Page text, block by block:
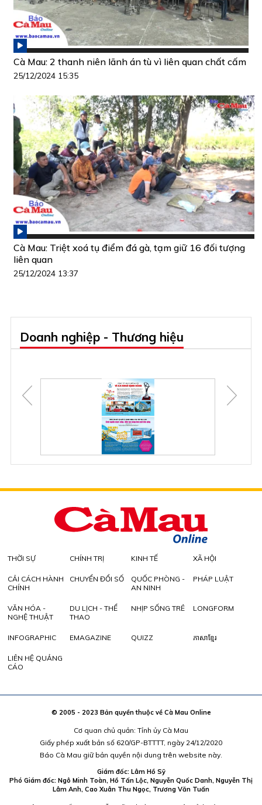
Cà Mau: 2 thanh niên lãnh án tù vì liên quan chất cấm
25/12/2024 15:35
Cà Mau: Triệt xoá tụ điểm đá gà, tạm giữ 16 đối tượng
liên quan
25/12/2024 13:37
Doanh nghiệp - Thương hiệu
THỜI SỰ CHÍNH TRỊ KINH TẾ XÃ HỘI
CẢI CÁCH HÀNH
CHÍNH
CHUYỂN ĐỔI SỐ
QUỐC PHÒNG -
AN NINH
PHÁP LUẬT
VĂN HÓA -
NGHỆ THUẬT
DU LỊCH - THỂ
THAO
NHỊP SỐNG TRẺ LONGFORM
INFOGRAPHIC EMAGAZINE QUIZZ ភាសាខ្មែរ
LIÊN HỆ QUẢNG
CÁO
© 2005 - 2023 Bản quyền thuộc về Cà Mau Online
Cơ quan chủ quản: Tỉnh ủy Cà Mau
Giấy phép xuất bản số 620/GP-BTTTT, ngày 24/12/2020
Báo Cà Mau giữ bản quyền nội dung trên website này.
Giám đốc: Lâm Hồ Sỹ
Phó Giám đốc: Ngô Minh Toàn, Hồ Tấn Lộc, Nguyễn Quốc Danh, Nguyễn Thị
Lâm Anh, Cao Xuân Thu Ngọc, Trương Văn Tuấn